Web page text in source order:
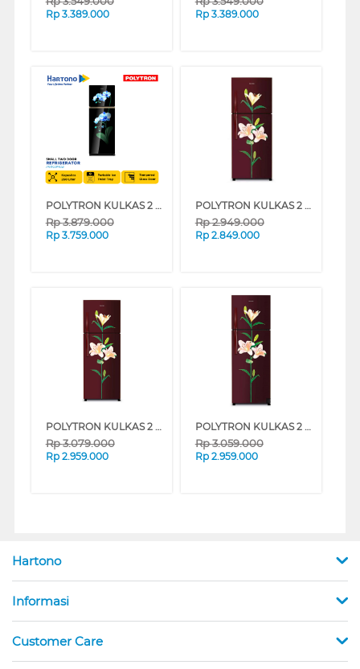
Rp 3.389.000 Rp 3.389.000
POLYTRON KULKAS 2 PINTU KECIL 2 DOOR SMALL REFRIGERATOR PRW29MOB
Rp3.879.000
Rp 3.759.000
POLYTRON KULKAS 2 PINTU KECIL SMALL 2 DOOR REFRIGERATOR METALLIC PRB217R
Rp2.949.000
Rp 2.849.000
POLYTRON KULKAS 2 PINTU KECIL SMALL 2 DOOR REFRIGERATOR METALLIC PRB237R
Rp3.079.000
Rp 2.959.000
POLYTRON KULKAS 2 PINTU KECIL SMALL 2 DOOR REFRIGERATOR METALLIC PRB287R
Rp3.059.000
Rp 2.959.000
Hartono
Informasi
Customer Care